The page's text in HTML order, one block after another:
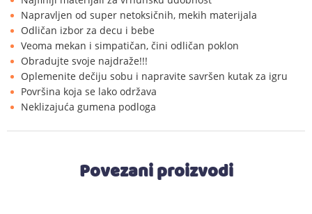
Napravljen od super netoksičnih, mekih materijala
Odličan izbor za decu i bebe
Veoma mekan i simpatičan, čini odličan poklon
Obradujte svoje najdraže!!!
Oplemenite dečiju sobu i napravite savršen kutak za igru
Površina koja se lako održava
Neklizajuća gumena podloga
Povezani proizvodi